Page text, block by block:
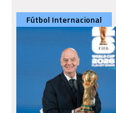
Fútbol Internacional